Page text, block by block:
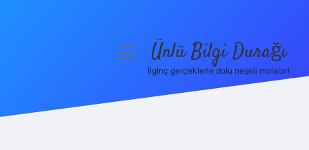
menüyüÜnlü Bilgi Durağı
İlginç gerçeklerle dolu neşeli molalar!